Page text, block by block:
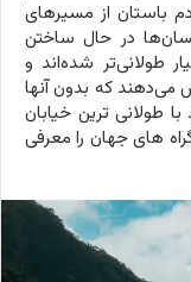
باستان از مسیرهای
در حال ساختن
طولانی‌تر شده‌اند و
می‌دهند که بدون آنها
طولانی ترین خیابان
از بلندترین بزرگراه های جهان را معرفی